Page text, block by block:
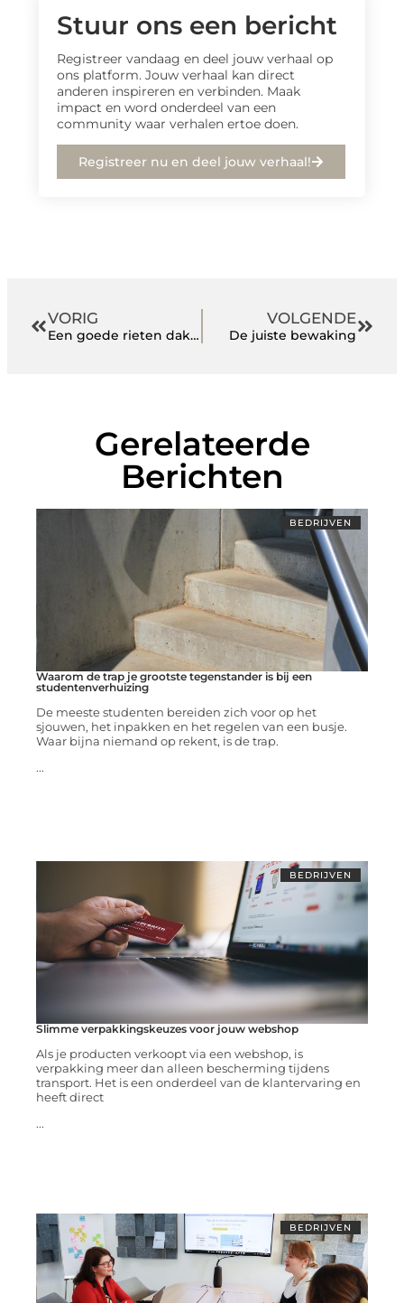
Stuur ons een bericht
Registreer vandaag en deel jouw verhaal op
ons platform. Jouw verhaal kan direct
anderen inspireren en verbinden. Maak
impact en word onderdeel van een
community waar verhalen ertoe doen.
Registreer nu en deel jouw verhaal!
VORIG
Een goede rieten dak voor je huis
VOLGENDE
De juiste bewaking
Gerelateerde
Berichten
BEDRIJVEN
Waarom de trap je grootste tegenstander is bij een
studentenverhuizing
De meeste studenten bereiden zich voor op het
sjouwen, het inpakken en het regelen van een busje.
Waar bijna niemand op rekent, is de trap.
...
BEDRIJVEN
Slimme verpakkingskeuzes voor jouw webshop
Als je producten verkoopt via een webshop, is
verpakking meer dan alleen bescherming tijdens
transport. Het is een onderdeel van de klantervaring en
heeft direct
...
BEDRIJVEN